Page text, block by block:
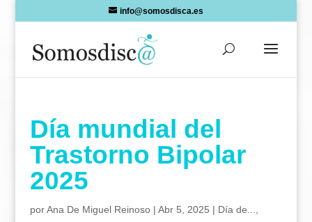
info@somosdisca.es
Día mundial del
Trastorno Bipolar
2025
porAna De Miguel Reinoso| Abr 5, 2025 | Día de...